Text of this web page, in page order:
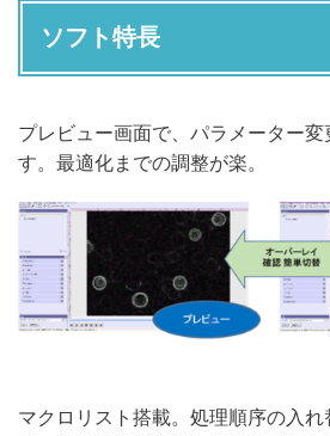
ソフト特長
プレビュー画面で、パラメーター変
す。最適化までの調整が楽。
マクロリスト搭載。処理順序の入